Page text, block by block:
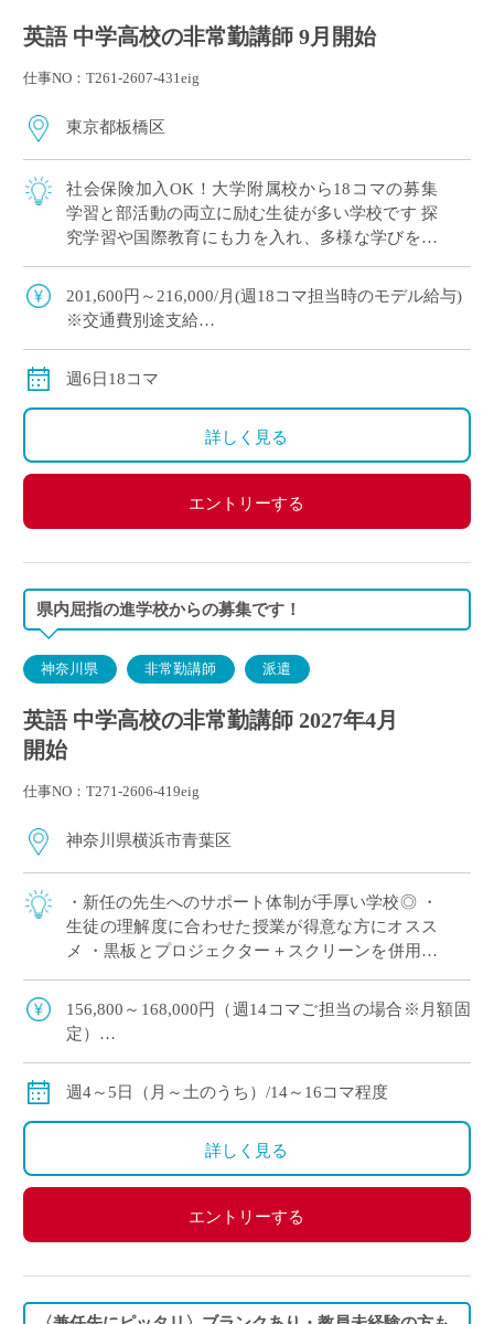
英語 中学高校の非常勤講師 9月開始
仕事NO：T261-2607-431eig
東京都板橋区
社会保険加入OK！大学附属校から18コマの募集
学習と部活動の両立に励む生徒が多い学校です 探
究学習や国際教育にも力を入れ、多様な学びを大
たい” &# […]
201,600円～216,000/月(週18コマ担当時のモデル給与)
※交通費別途支給
週6日18コマ
詳しく見る
エントリーする
県内屈指の進学校からの募集です！
神奈川県 非常勤講師 派遣
英語 中学高校の非常勤講師 2027年4月
開始
仕事NO：T271-2606-419eig
神奈川県横浜市青葉区
・新任の先生へのサポート体制が手厚い学校◎ ・
生徒の理解度に合わせた授業が得意な方にオスス
メ ・黒板とプロジェクター＋スクリーンを併用し
務中！ ＜こんな方からのご応募 […]
156,800～168,000円（週14コマご担当の場合※月額固
定）
定）
ご指導経験により決定
週4～5日（月～土のうち）/14～16コマ程度
詳しく見る
エントリーする